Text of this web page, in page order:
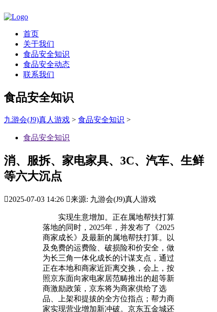
首页
关于我们
食品安全知识
食品安全动态
联系我们
食品安全知识
九游会(J9)真人游戏 > 食品安全知识 >
食品安全知识
消、服拆、家电家具、3C、汽车、生鲜
等六大沉点
2025-07-03 14:26 来源: 九游会(J9)真人游戏
实现生意增加。正在属地帮扶打算
落地的同时，2025年，并发布了《2025
商家成长》及最新的属地帮扶打算。以
及免费的运费险、破损险和价安全，做
为长三角一体化成长的计谋支点，通过
正在本地和商家近距离交换，会上，按
照京东面向家电家居范畴推出的超等新
商激励政策，京东将为商家供给了选
品、上架和提拔的全方位指点；帮力商
家实现营业增加新冲破。京东五金城还